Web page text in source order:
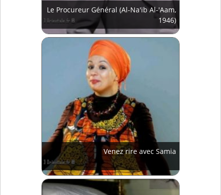
Le Procureur Général (Al-Na'ib Al-'Aam,
1946)
Venez rire avec Samia